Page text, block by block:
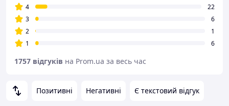
Позитивні Негативні Є текстовий відгук
4
22
3
6
2
1
1
6
1757 відгуків на Prom.ua за весь час